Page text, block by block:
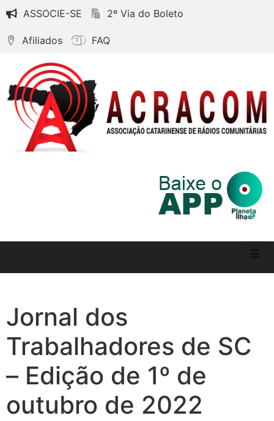
ASSOCIE-SE 2º Via do Boleto
Afiliados FAQ
Jornal dos
Trabalhadores de SC
– Edição de 1º de
outubro de 2022